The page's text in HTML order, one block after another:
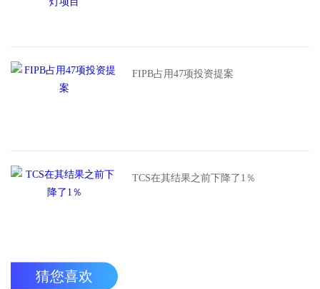
FIPB占用47项投资提案
TCS在其结果之前下降了1％
猜您喜欢